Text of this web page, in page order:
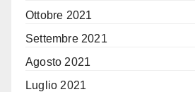
Ottobre 2021
Settembre 2021
Agosto 2021
Luglio 2021